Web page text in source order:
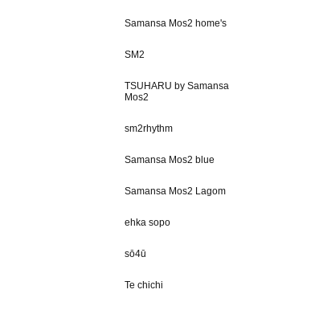
Samansa Mos2 home's
SM2
TSUHARU by Samansa
Mos2
sm2rhythm
Samansa Mos2 blue
Samansa Mos2 Lagom
ehka sopo
sō4ū
Te chichi